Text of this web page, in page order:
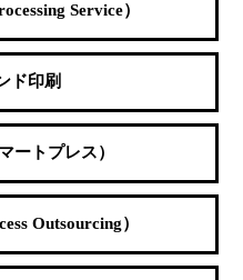
Service）
ド印刷
ートプレス）
Outsourcing）